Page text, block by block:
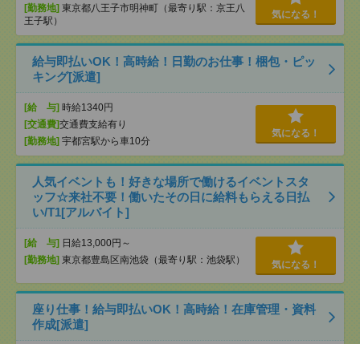
[勤務地] 東京都八王子市明神町（最寄り駅：京王八
王子駅）
気になる！
給与即払いOK！高時給！日勤のお仕事！梱包・ピッ
キング[派遣]
[給 与] 時給1340円
[交通費]交通費支給有り
[勤務地] 宇都宮駅から車10分
気になる！
人気イベントも！好きな場所で働けるイベントスタ
ッフ☆来社不要！働いたその日に給料もらえる日払
い/T1[アルバイト]
[給 与] 日給13,000円～
[勤務地] 東京都豊島区南池袋（最寄り駅：池袋駅） 気になる！
座り仕事！給与即払いOK！高時給！在庫管理・資料
作成[派遣]